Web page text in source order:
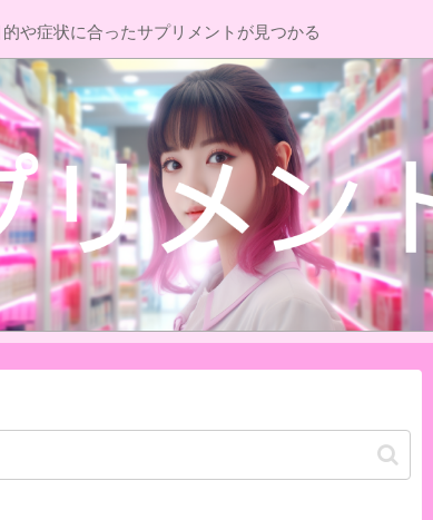
的や症状に合ったサプリメントが見つかる